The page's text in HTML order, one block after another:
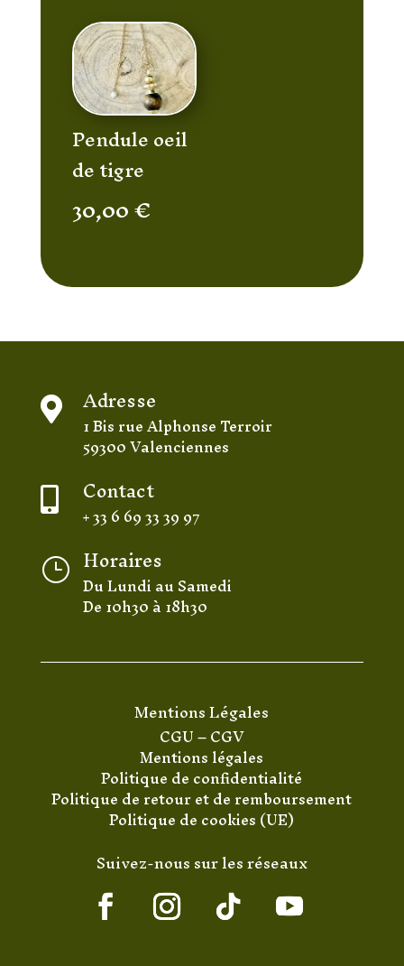
Pendule oeil
de tigre
30,00€
 Adresse
1 Bis rue Alphonse Terroir
59300 Valenciennes
 Contact
+ 33 6 69 33 39 97
} Horaires
Du Lundi au Samedi
De 10h30 à 18h30
Mentions Légales
CGU–CGV
Mentions légales
Politique de confidentialité
Politique de retour et de remboursement
Politique de cookies (UE)
Suivez-nous sur les réseaux